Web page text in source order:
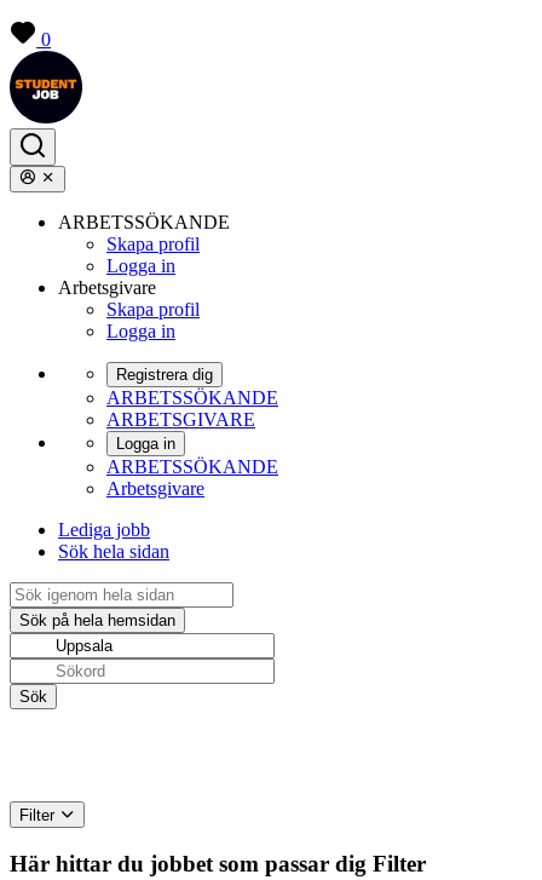
0
ARBETSSÖKANDE
Skapa profil
Logga in
Arbetsgivare
Skapa profil
Logga in
Registrera dig
ARBETSSÖKANDE
ARBETSGIVARE
Logga in
ARBETSSÖKANDE
Arbetsgivare
Lediga jobb
Sök hela sidan
Filter
Här hittar du jobbet som passar dig Filter